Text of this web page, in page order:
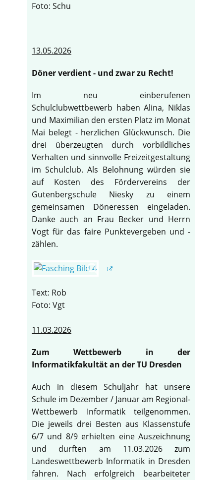
Foto: Schu
13.05.2026
Döner verdient - und zwar zu Recht!
Im neu einberufenen
Schulclubwettbewerb haben Alina, Niklas
und Maximilian den ersten Platz im Monat
Mai belegt - herzlichen Glückwunsch. Die
drei überzeugten durch vorbildliches
Verhalten und sinnvolle Freizeitgestaltung
im Schulclub. Als Belohnung würden sie
auf Kosten des Fördervereins der
Gutenbergschule Niesky zu einem
gemeinsamen Döneressen eingeladen.
Danke auch an Frau Becker und Herrn
Vogt für das faire Punktevergeben und -
zählen.
Text: Rob
Foto: Vgt
11.03.2026
Zum Wettbewerb in der
Informatikfakultät an der TU Dresden
Auch in diesem Schuljahr hat unsere
Schule im Dezember / Januar am Regional-
Wettbewerb Informatik teilgenommen.
Die jeweils drei Besten aus Klassenstufe
6/7 und 8/9 erhielten eine Auszeichnung
und durften am 11.03.2026 zum
Landeswettbewerb Informatik in Dresden
fahren. Nach erfolgreich bearbeiteter